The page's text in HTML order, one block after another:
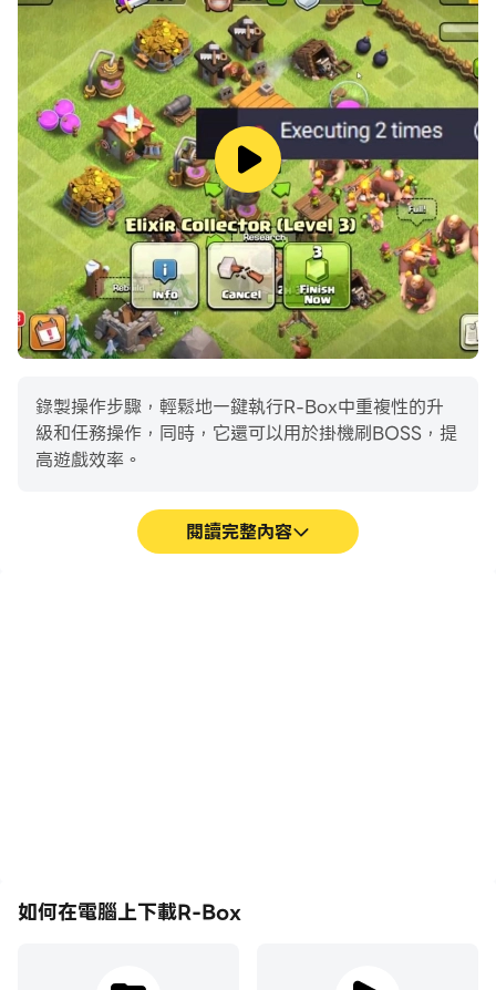
錄製操作步驟，輕鬆地一鍵執行R-Box中重複性的升
級和任務操作，同時，它還可以用於掛機刷BOSS，提
高遊戲效率。
閱讀完整內容
如何在電腦上下載R-Box